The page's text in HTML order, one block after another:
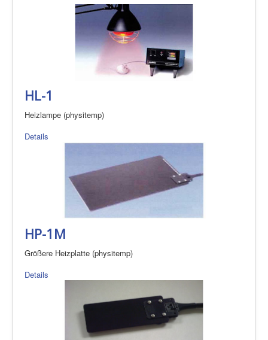
HL-1
Heizlampe (physitemp)
Details
HP-1M
Größere Heizplatte (physitemp)
Details